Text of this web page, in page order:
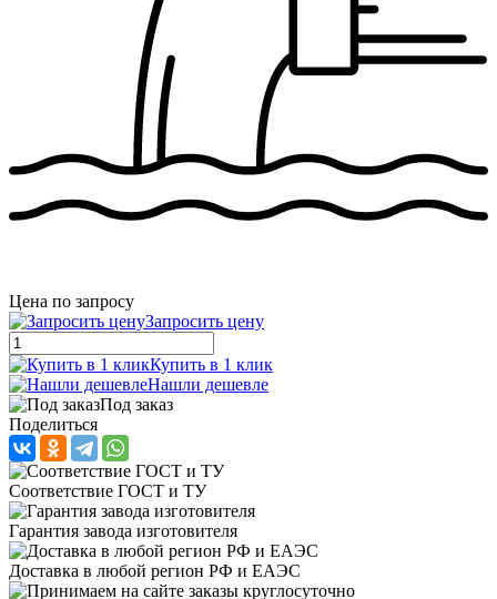
Цена по запросу
Запросить цену
Купить в 1 клик
Нашли дешевле
Под заказ
Поделиться
Соответствие ГОСТ и ТУ
Гарантия завода изготовителя
Доставка в любой регион РФ и ЕАЭС